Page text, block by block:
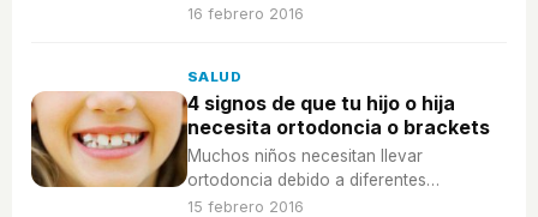
miedo. ¿Cómo podemos hacer con los
16 febrero 2016
SALUD
4 signos de que tu hijo o hija
necesita ortodoncia o brackets
Muchos niños necesitan llevar
ortodoncia debido a diferentes
problemas dentales, te contamos cuáles
15 febrero 2016